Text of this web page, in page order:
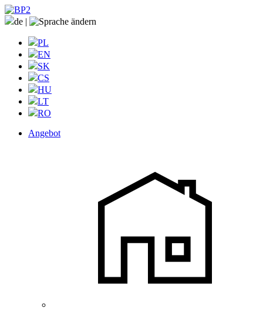
de |
PL
EN
SK
CS
HU
LT
RO
Angebot